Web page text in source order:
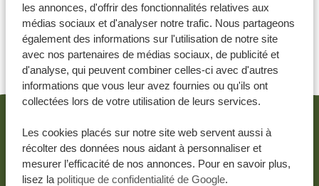
les annonces, d'offrir des fonctionnalités relatives aux
médias sociaux et d'analyser notre trafic. Nous partageons
également des informations sur l'utilisation de notre site
avec nos partenaires de médias sociaux, de publicité et
d'analyse, qui peuvent combiner celles-ci avec d'autres
informations que vous leur avez fournies ou qu'ils ont
collectées lors de votre utilisation de leurs services.
Les cookies placés sur notre site web servent aussi à
récolter des données nous aidant à personnaliser et
mesurer l’efficacité de nos annonces. Pour en savoir plus,
lisez la politique de confidentialité de Google.
Partagez cet article:
COMPARABLES